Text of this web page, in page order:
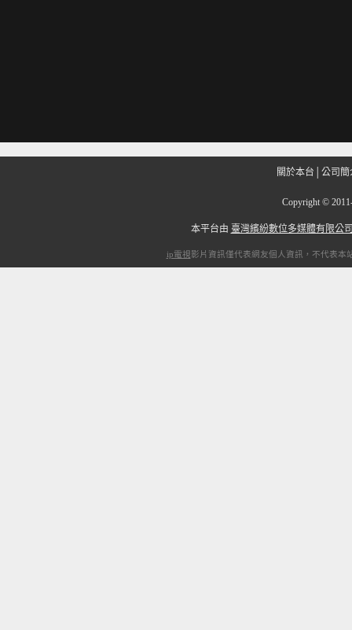
關於本台 公司簡
Copyright ©
本平台由 臺灣繽紛數位多媒體有限公
ip電視影片資訊僅代表網友個人資訊，不代表本